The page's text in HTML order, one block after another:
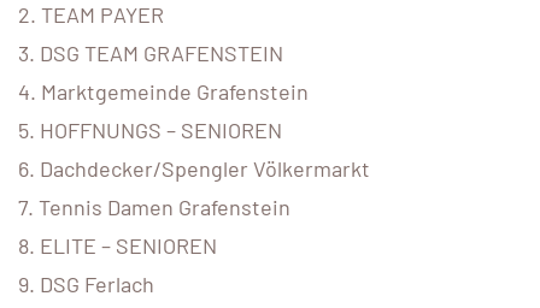
2. TEAM PAYER
3. DSG TEAM GRAFENSTEIN
4. Marktgemeinde Grafenstein
5. HOFFNUNGS – SENIOREN
6. Dachdecker/Spengler Völkermarkt
7. Tennis Damen Grafenstein
8. ELITE – SENIOREN
9. DSG Ferlach